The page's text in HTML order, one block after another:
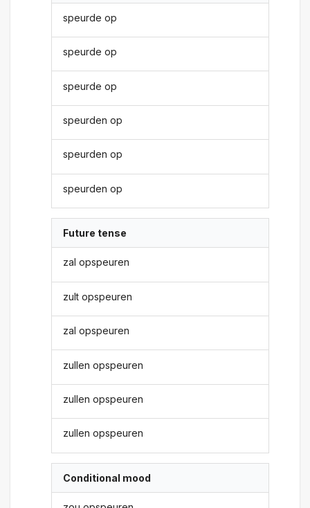
speurde op
speurde op
speurde op
speurden op
speurden op
speurden op
Future tense
zal opspeuren
zult opspeuren
zal opspeuren
zullen opspeuren
zullen opspeuren
zullen opspeuren
Conditional mood